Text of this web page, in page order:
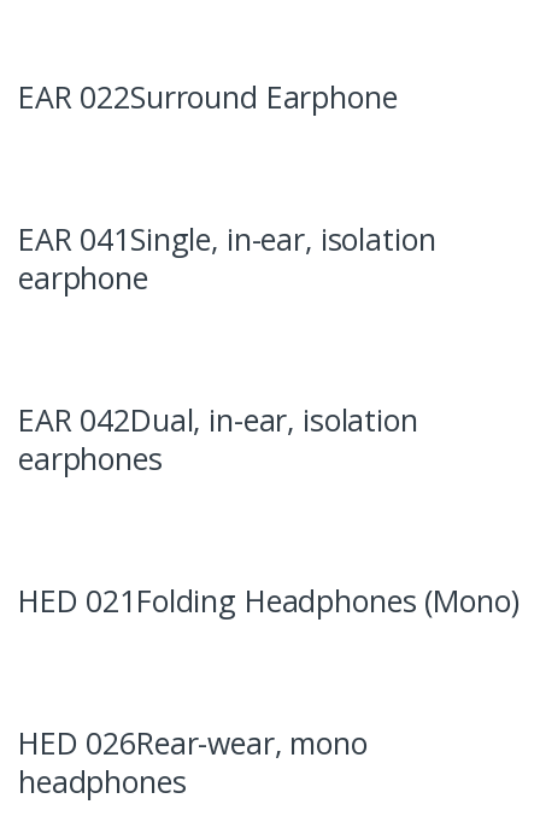
EAR 022Surround Earphone
EAR 041Single, in-ear, isolation
earphone
EAR 042Dual, in-ear, isolation
earphones
HED 021Folding Headphones (Mono)
HED 026Rear-wear, mono
headphones